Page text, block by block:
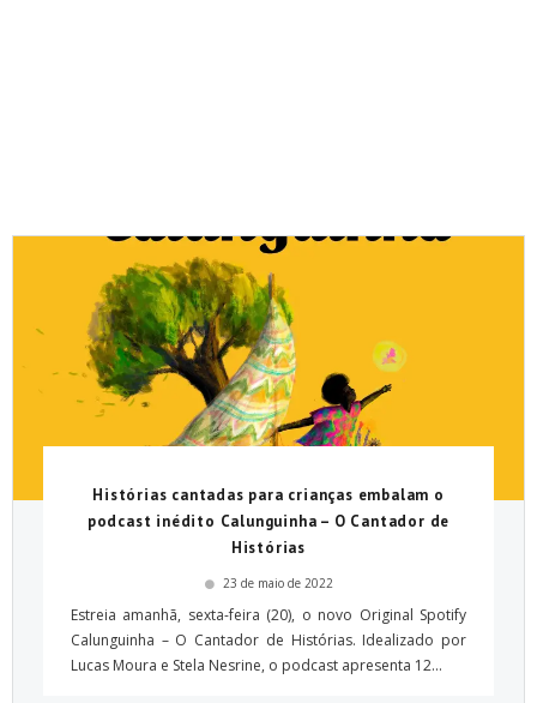
Histórias cantadas para crianças embalam o
podcast inédito Calunguinha – O Cantador de
Histórias
23 de maio de 2022
Estreia amanhã, sexta-feira (20), o novo Original Spotify
Calunguinha – O Cantador de Histórias. Idealizado por
Lucas Moura e Stela Nesrine, o podcast apresenta 12...